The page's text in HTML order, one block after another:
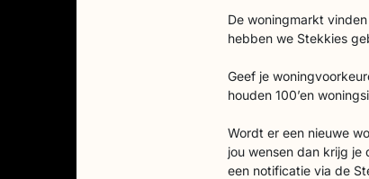
De woningmarkt
hebben we Stekkies
Geef je
houden 100’en
Wordt er een nieuwe
jou wensen dan krijg je
een notificatie via de